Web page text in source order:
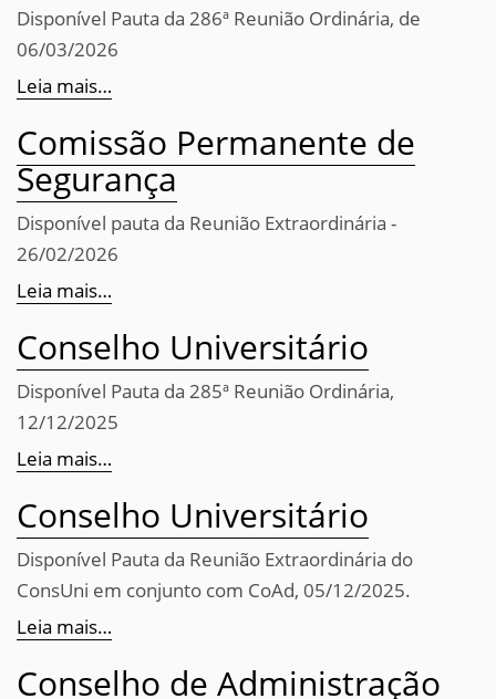
Disponível Pauta da 286ª Reunião Ordinária, de
06/03/2026
Leia mais…
Comissão Permanente de
Segurança
Disponível pauta da Reunião Extraordinária -
26/02/2026
Leia mais…
Conselho Universitário
Disponível Pauta da 285ª Reunião Ordinária,
12/12/2025
Leia mais…
Conselho Universitário
Disponível Pauta da Reunião Extraordinária do
ConsUni em conjunto com CoAd, 05/12/2025.
Leia mais…
Conselho de Administração